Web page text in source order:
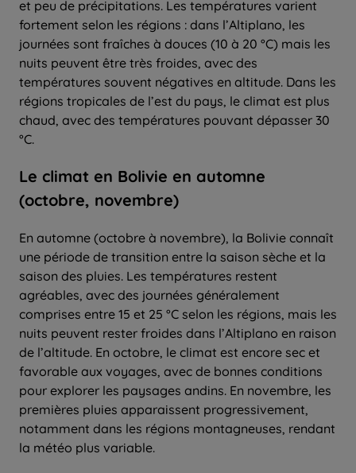
et peu de précipitations. Les températures varient
fortement selon les régions : dans l’Altiplano, les
journées sont fraîches à douces (10 à 20 °C) mais les
nuits peuvent être très froides, avec des
températures souvent négatives en altitude. Dans les
régions tropicales de l’est du pays, le climat est plus
chaud, avec des températures pouvant dépasser 30
°C.
Le climat en Bolivie en automne
(octobre, novembre)
En automne (octobre à novembre), la Bolivie connaît
une période de transition entre la saison sèche et la
saison des pluies. Les températures restent
agréables, avec des journées généralement
comprises entre 15 et 25 °C selon les régions, mais les
nuits peuvent rester froides dans l’Altiplano en raison
de l’altitude. En octobre, le climat est encore sec et
favorable aux voyages, avec de bonnes conditions
pour explorer les paysages andins. En novembre, les
premières pluies apparaissent progressivement,
notamment dans les régions montagneuses, rendant
la météo plus variable.